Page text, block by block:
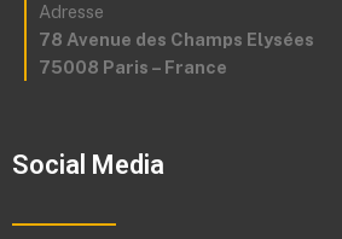
Adresse
78 Avenue des Champs Elysées
75008 Paris – France
Social Media